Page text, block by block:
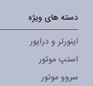
دسته های ویژه
اینورتر و درایور
استپ موتور
سروو موتور